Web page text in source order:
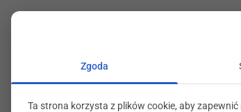
Zgoda
Ta strona korzysta z plików cookie, aby